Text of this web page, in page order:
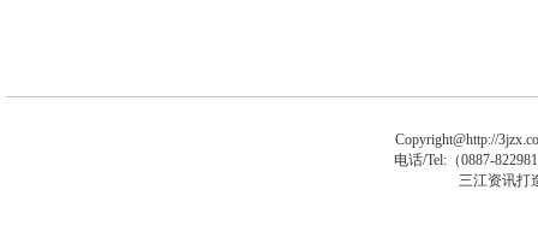
Copyright@http://
电话/Tel:（0887-
三江资讯打